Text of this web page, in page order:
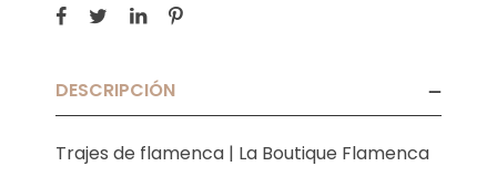
DESCRIPCIÓN
Trajes de flamenca | La Boutique Flamenca